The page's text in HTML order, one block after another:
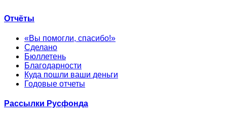
Отчёты
«Вы помогли, спасибо!»
Сделано
Бюллетень
Благодарности
Куда пошли ваши деньги
Годовые отчеты
Рассылки Русфонда